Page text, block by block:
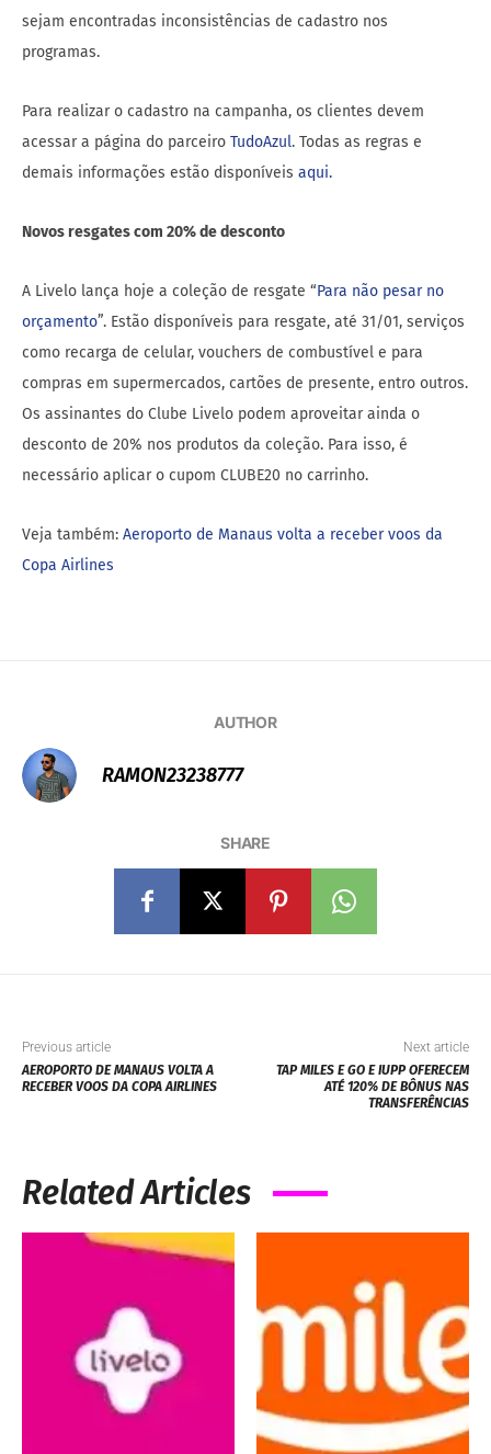
sejam encontradas inconsistências de cadastro nos
programas.
Para realizar o cadastro na campanha, os clientes devem
acessar a página do parceiro TudoAzul. Todas as regras e
demais informações estão disponíveis aqui.
Novos resgates com 20% de desconto
A Livelo lança hoje a coleção de resgate “Para não pesar no
orçamento”. Estão disponíveis para resgate, até 31/01, serviços
como recarga de celular, vouchers de combustível e para
compras em supermercados, cartões de presente, entro outros.
Os assinantes do Clube Livelo podem aproveitar ainda o
desconto de 20% nos produtos da coleção. Para isso, é
necessário aplicar o cupom CLUBE20 no carrinho.
Veja também: Aeroporto de Manaus volta a receber voos da
Copa Airlines
AUTHOR
RAMON23238777
SHARE
Previous article
AEROPORTO DE MANAUS VOLTA A
RECEBER VOOS DA COPA AIRLINES
Next article
TAP MILES E GO E IUPP OFERECEM
ATÉ 120% DE BÔNUS NAS
TRANSFERÊNCIAS
Related Articles